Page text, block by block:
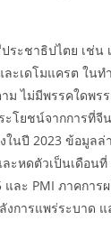
ะชาธิปไตย เช่น
ะเดโมแครต ใน
าม ไม่มีพรรคใด
โยชน์จากการที่จี
นปี 2023 ข้อมูล
ะหดตัวเป็นเดือ
ละ PMI ภาคกา
การแพร่ระบาด